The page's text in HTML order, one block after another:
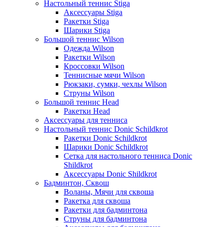
Настольный теннис Stiga
Аксессуары Stiga
Ракетки Stiga
Шарики Stiga
Большой теннис Wilson
Одежда Wilson
Ракетки Wilson
Кроссовки Wilson
Теннисные мячи Wilson
Рюкзаки, сумки, чехлы Wilson
Струны Wilson
Большой теннис Head
Ракетки Head
Аксессуары для тенниса
Настольный теннис Donic Schildkrot
Ракетки Donic Schildkrot
Шарики Donic Schildkrot
Сетка для настольного тенниса Donic
Shildkrot
Аксессуары Donic Shildkrot
Бадминтон, Сквош
Воланы, Мячи для сквоша
Ракетка для сквоша
Ракетки для бадминтона
Струны для бадминтона